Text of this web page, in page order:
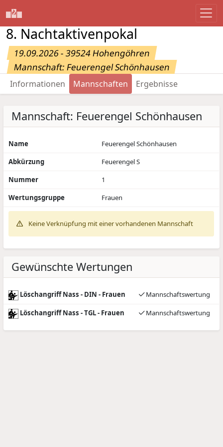
8. Nachtaktivenpokal
19.09.2026 - 39524 Hohengöhren
Mannschaft: Feuerengel Schönhausen
Informationen Mannschaften Ergebnisse
Mannschaft: Feuerengel Schönhausen
Name
Feuerengel Schönhausen
Abkürzung
Feuerengel S
Nummer
1
Wertungsgruppe
Frauen
Keine Verknüpfung mit einer vorhandenen Mannschaft
Gewünschte Wertungen
Löschangriff Nass - DIN - Frauen Mannschaftswertung
Löschangriff Nass - TGL - Frauen Mannschaftswertung